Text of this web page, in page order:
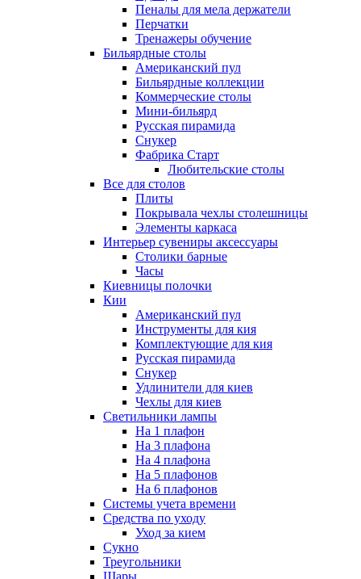
Пеналы для мела держатели
Перчатки
Тренажеры обучение
Бильярдные столы
Американский пул
Бильярдные коллекции
Коммерческие столы
Мини-бильярд
Русская пирамида
Снукер
Фабрика Старт
Любительские столы
Все для столов
Плиты
Покрывала чехлы столешницы
Элементы каркаса
Интерьер сувениры аксессуары
Столики барные
Часы
Киевницы полочки
Кии
Американский пул
Инструменты для кия
Комплектующие для кия
Русская пирамида
Снукер
Удлинители для киев
Чехлы для киев
Светильники лампы
На 1 плафон
На 3 плафона
На 4 плафона
На 5 плафонов
На 6 плафонов
Системы учета времени
Средства по уходу
Уход за кием
Сукно
Треугольники
Шары